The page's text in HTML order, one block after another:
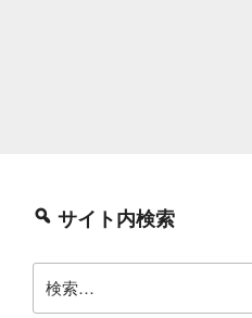
サイト内検索
索: